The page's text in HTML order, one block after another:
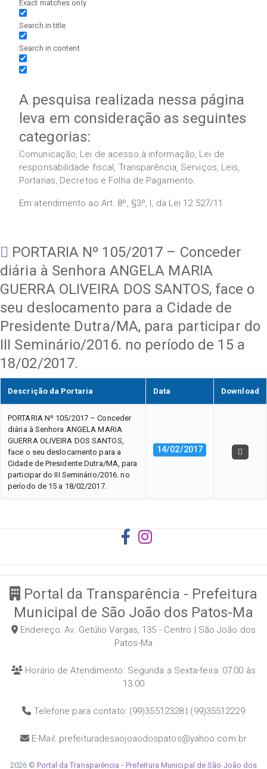
Exact matches only
Search in title
Search in content
A pesquisa realizada nessa página
leva em consideração as seguintes
categorias:
Comunicação, Lei de acesso à informação, Lei de
responsabilidade fiscal, Transparência, Serviços, Leis,
Portarias, Decretos e Folha de Pagamento.
Em atendimento ao Art. 8º, §3º, I, da Lei 12.527/11
PORTARIA Nº 105/2017 – Conceder
diária à Senhora ANGELA MARIA
GUERRA OLIVEIRA DOS SANTOS, face o
seu deslocamento para a Cidade de
Presidente Dutra/MA, para participar do
III Seminário/2016. no período de 15 a
18/02/2017.
Descrição da Portaria Data Download
PORTARIA Nº 105/2017 – Conceder
diária à Senhora ANGELA MARIA
GUERRA OLIVEIRA DOS SANTOS,
face o seu deslocamento para a
Cidade de Presidente Dutra/MA, para
participar do III Seminário/2016. no
período de 15 a 18/02/2017.
14/02/2017
Portal da Transparência - Prefeitura
Municipal de São João dos Patos-Ma
Endereço: Av. Getúlio Vargas, 135 - Centro | São João dos
Patos-Ma
Horário de Atendimento: Segunda a Sexta-feira: 07:00 às
13:00
Telefone para contato: (99)35512328 | (99)35512229
E-Mail: prefeituradesaojoaodospatos@yahoo.com.br
2026 ©Portal da Transparência - Prefeitura Municipal de São João dos